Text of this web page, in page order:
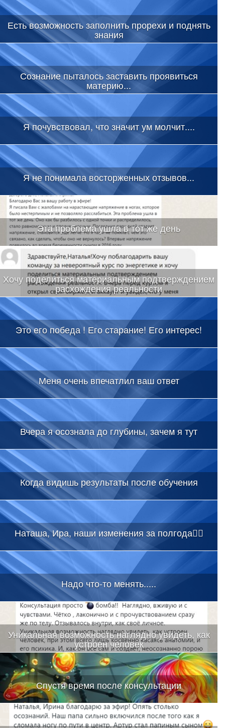
Есть возможность заполнить прорехи и поднять
знания
Сознание пыталось заставить проявиться
материю...
Я почувствовал, что значит ум молчит....
Я не понимала восторженных отзывов...
Эта проблема ушла в тот же день
Хочу поделиться материальным подтверждением
расхождения реальности
Это его победа ! Его старание! Его интерес!
Меня очень впечатлил ваш ответ
Вчера я осознала до глубины, зачем я тут
Когда видишь результаты после обучения
Наташа, Ира, наши изменения за полгода👇🏻
Надо что-то менять.....
Уникальная возможность наглядно увидеть, как
устроен человек
Спустя время после консультации